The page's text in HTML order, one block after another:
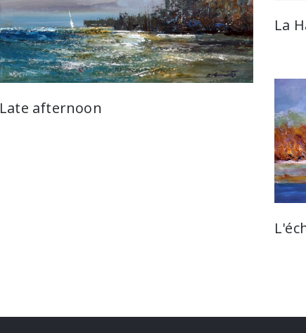
La
Late afternoon